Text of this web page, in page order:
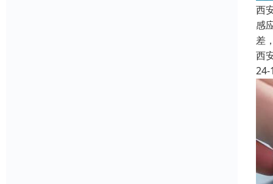
西
感
差
西
24-